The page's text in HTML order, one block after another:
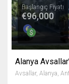
Başlangıç Fiyatı
€96,000
Alanya